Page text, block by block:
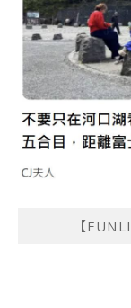
【